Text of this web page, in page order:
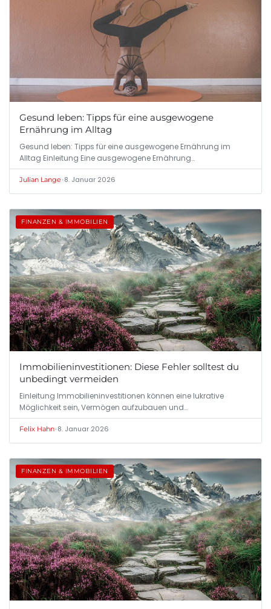
Gesund leben: Tipps für eine ausgewogene
Ernährung im Alltag
Gesund leben: Tipps für eine ausgewogene Ernährung im
Alltag Einleitung Eine ausgewogene Ernährung…
Julian Lange•8. Januar 2026
FINANZEN & IMMOBILIEN
Immobilieninvestitionen: Diese Fehler solltest du
unbedingt vermeiden
Einleitung Immobilieninvestitionen können eine lukrative
Möglichkeit sein, Vermögen aufzubauen und…
Felix Hahn•8. Januar 2026
FINANZEN & IMMOBILIEN